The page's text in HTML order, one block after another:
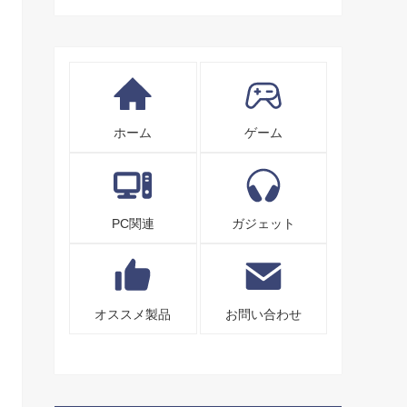
ホーム ゲーム
PC関連 ガジェット
オススメ製品 お問い合わせ